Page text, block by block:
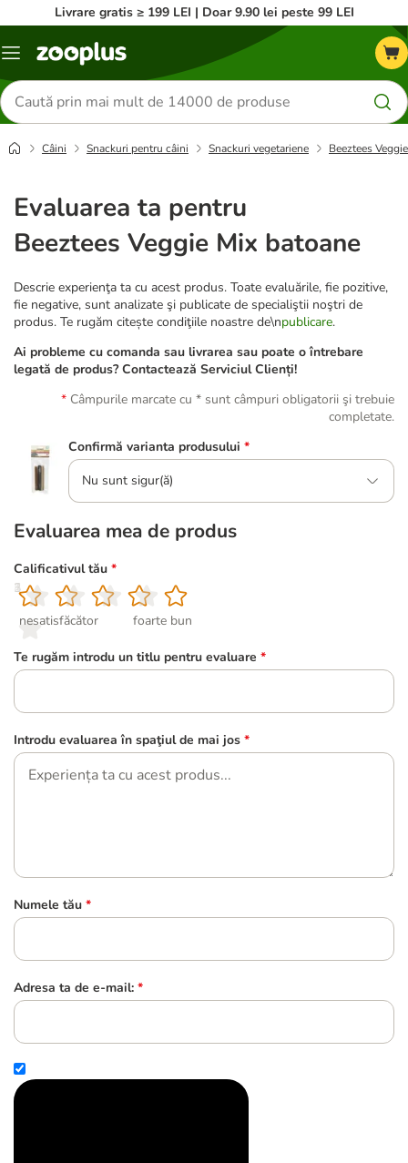
Livrare gratis ≥ 199 LEI | Doar 9.90 lei peste 99 LEI
Categorii
Căutare
produse
Câini Snackuri pentru câini Snackuri vegetariene Beeztees
Evaluarea ta pentru
Beeztees Veggie Mix batoane
Descrie experienţa ta cu acest produs. Toate evaluările, fie pozitive,
fie negative, sunt analizate şi publicate de specialiştii noştri de
produs. Te rugăm citește condiţiile noastre de\npublicare.
Ai probleme cu comanda sau livrarea sau poate o întrebare
legată de produs? Contactează Serviciul Clienți!
Câmpurile marcate cu * sunt câmpuri obligatorii şi trebuie
completate.
Confirmă varianta produsului *
Nu sunt sigur(ă)
Evaluarea mea de produs
Calificativul tău *
1
nesatisfăcător
2
3
4
5
foarte bun
Te rugăm introdu un titlu pentru evaluare *
Introdu evaluarea în spaţiul de mai jos *
Numele tău *
Adresa ta de e-mail: *